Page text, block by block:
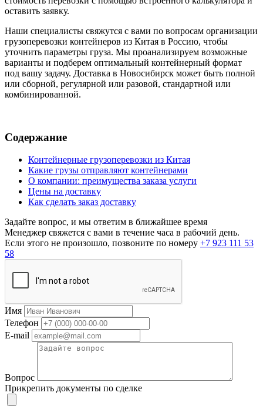
оставить заявку.
Наши специалисты свяжутся с вами по вопросам организации
грузоперевозки контейнеров из Китая в Россию, чтобы
уточнить параметры груза. Мы проанализируем возможные
варианты и подберем оптимальный контейнерный формат
под вашу задачу. Доставка в Новосибирск может быть полной
или сборной, регулярной или разовой, стандартной или
комбинированной.
Содержание
Контейнерные грузоперевозки из Китая
Какие грузы отправляют контейнерами
О компании: преимущества заказа услуги
Цены на доставку
Как сделать заказ доставку
Задайте вопрос, и мы ответим в ближайшее время
Менеджер свяжется с вами в течение часа в рабочий день.
Если этого не произошло, позвоните по номеру +7 923 111 53
58
Имя
Телефон
E-mail
Вопрос
Прикрепить документы по сделке